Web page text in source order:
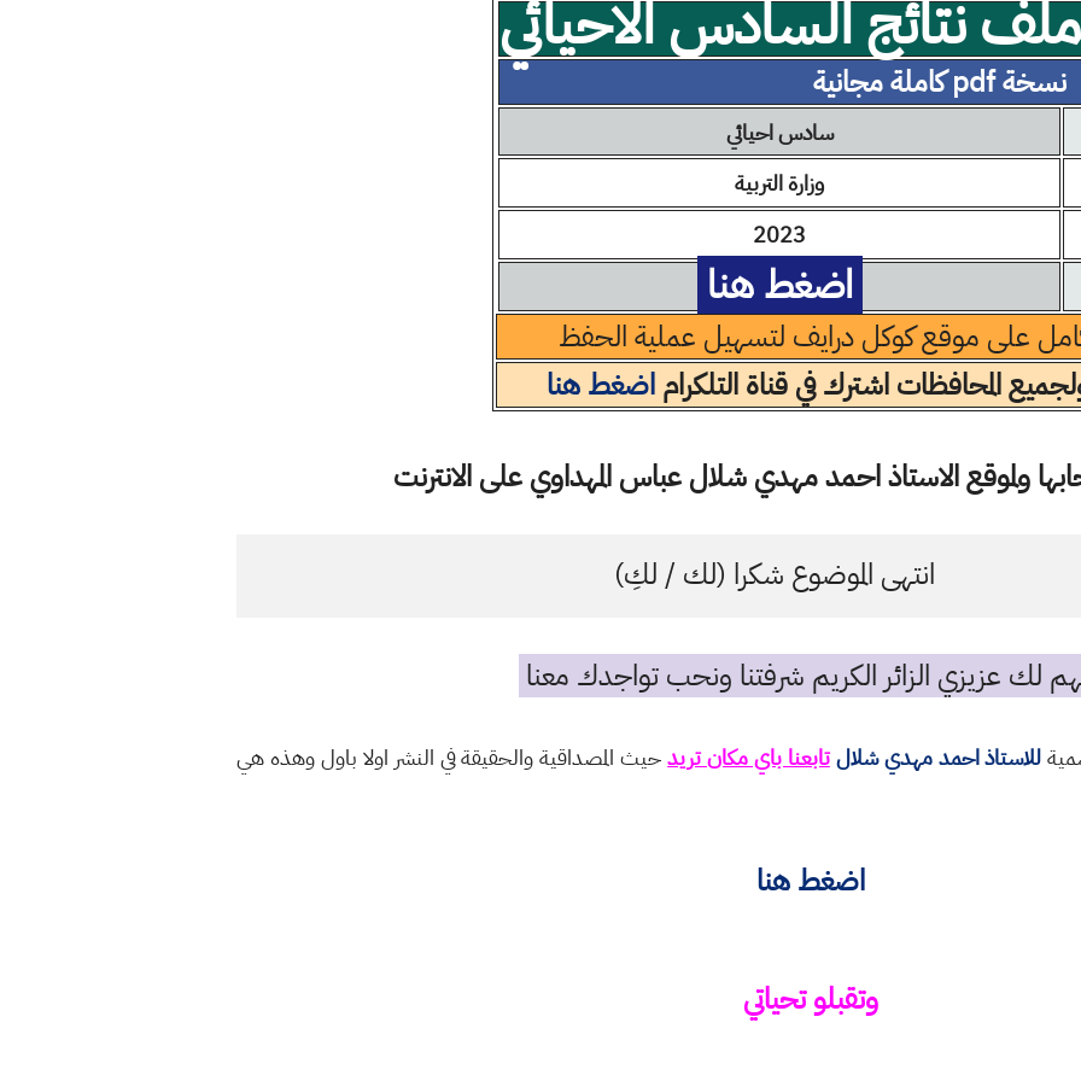
نتائج السادس الاحيائي
نسخة pdf كاملة مجانية
سادس احيائي
وزارة التربية
2023
اضغط هنا
على موقع كوكل درايف لتسهيل عملية الحفظ
المحافظات اشترك في قناة التلكراماضغط هنا
ولموقع الاستاذ احمد مهدي شلال عباس المهداوي على الانترنت
انتهى الموضوع شكرا (لك / لكِ)
لك عزيزي الزائر الكريم شرفتنا ونحب تواجدك معنا
للاستاذ احمد مهدي شلالتابعنا باي مكان تريدحيث المصداقية والحقيقة في النشر اولا باول وهذه هي
اضغط هنا
وتقبلو تحياتي